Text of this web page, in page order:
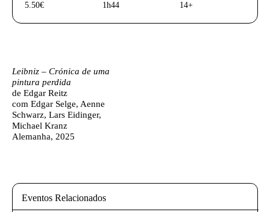
5.50€
1h44
14+
Leibniz – Crónica de uma
pintura perdida
de Edgar Reitz
com Edgar Selge, Aenne
Schwarz, Lars Eidinger,
Michael Kranz
Alemanha, 2025
Eventos Relacionados